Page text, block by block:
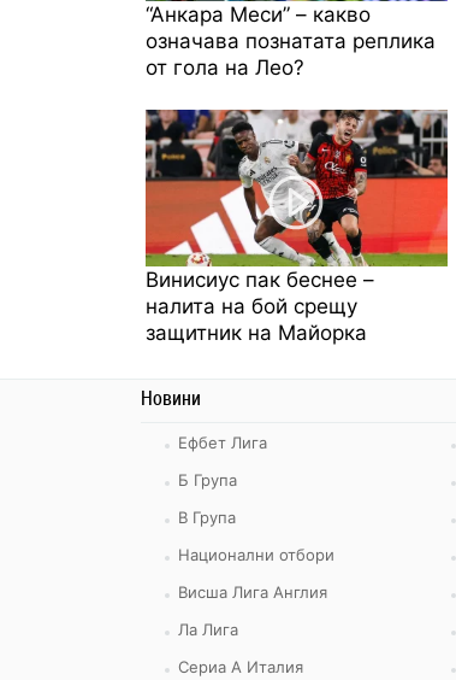
“Анкара Меси” – какво
означава познатата реплика
от гола на Лео?
Винисиус пак беснее –
налита на бой срещу
защитник на Майорка
Новини
Ефбет Лига
Б Група
В Група
Национални отбори
Висша Лига Англия
Ла Лига
Сериа А Италия